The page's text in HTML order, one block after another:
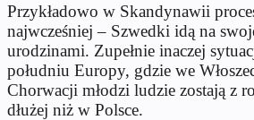
Przykładowo w Skandynawii
najwcześniej – Szwedki idą na
urodzinami. Zupełnie inaczej
południu Europy, gdzie we
Chorwacji młodzi ludzie zostają z
dłużej niż w Polsce.